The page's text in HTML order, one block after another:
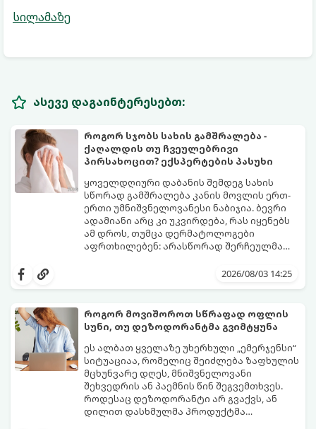
სილამაზე
ასევე დაგაინტერესებთ:
როგორ სჯობს სახის გამშრალება -
ქაღალდის თუ ჩვეულებრივი
პირსახოცით? ექსპერტების პასუხი
ყოველდღიური დაბანის შემდეგ სახის
სწორად გამშრალება კანის მოვლის ერთ-
ერთი უმნიშვნელოვანესი ნაბიჯია. ბევრი
ადამიანი არც კი უკვირდება, რას იყენებს
ამ დროს, თუმცა დერმატოლოგები
აფრთხილებენ: არასწორად შერჩეულმა
გამონაყარი, კანის გაღიზიანება და
კანის ჯანმრთელობისთვის - ტრადიციული
2026/08/03 14:25
როგორ მოვიშოროთ სწრაფად ოფლის
სუნი, თუ დეზოდორანტმა გვიმტყუნა
ეს ალბათ ყველაზე უხერხული „ემერჯენსი“
სიტუაციაა, რომელიც შეიძლება ზაფხულის
მცხუნვარე დღეს, მნიშვნელოვანი
შეხვედრის ან პაემნის წინ შეგვემთხვეს.
როდესაც დეზოდორანტი არ გვაქვს, ან
დილით დასხმულმა პროდუქტმა